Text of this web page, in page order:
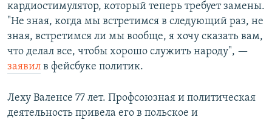
кардиостимулятор, который теперь требует замены.
"Не зная, когда мы встретимся в следующий раз, не
зная, встретимся ли мы вообще, я хочу сказать вам,
что делал все, чтобы хорошо служить народу", —
заявил в фейсбуке политик.
Леху Валенсе 77 лет. Профсоюзная и политическая
деятельность привела его в польское и